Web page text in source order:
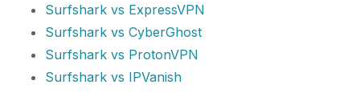
Surfshark vs ExpressVPN
Surfshark vs CyberGhost
Surfshark vs ProtonVPN
Surfshark vs IPVanish